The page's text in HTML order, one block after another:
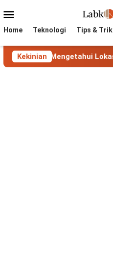
to
Menu
Home Teknologi Tips & Trik
KekinianLokasi Alamat IP